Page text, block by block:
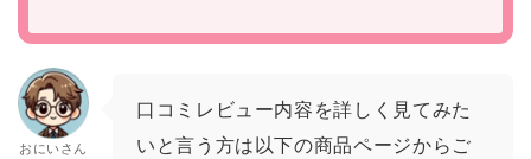
おにいさん
口コミレビュー内容を詳しく見てみた
いと言う方は以下の商品ページからご